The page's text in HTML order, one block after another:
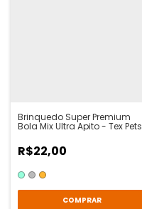
Brinquedo Super Premium
Bola Mix Ultra Apito - Tex Pets
R$22,00
COMPRAR